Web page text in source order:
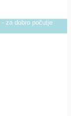
za dobro počutje